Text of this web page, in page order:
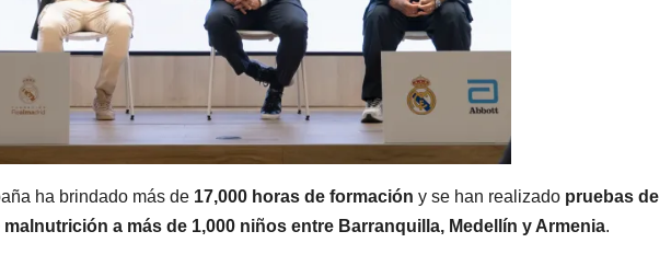
ha brindado más de 17,000 horas de formación y se han realizado pruebas de
a más de 1,000 niños entre Barranquilla, Medellín y Armenia.